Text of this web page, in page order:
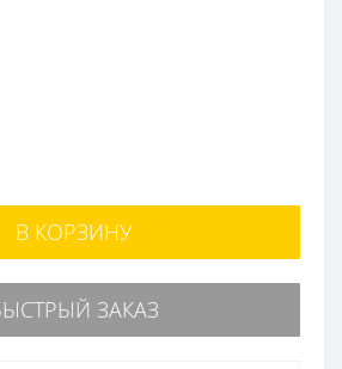
В КОРЗИНУ
ЗАКАЗ